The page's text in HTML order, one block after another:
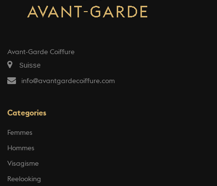
Avant-Garde Coiffure
Suisse
info@avantgardecoiffure.com
Categories
Femmes
Hommes
Visagisme
Reelooking